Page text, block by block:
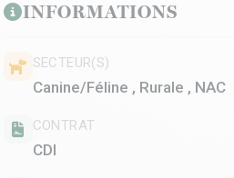
INFORMATIONS
SECTEUR(S)
Canine/Féline , Rurale , NAC
CONTRAT
CDI